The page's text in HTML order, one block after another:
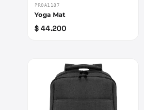
PROA1187
Yoga Mat
$ 44.200